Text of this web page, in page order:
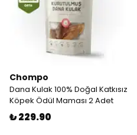
Chompo
Dana Kulak 100% Doğal Katkısız
Köpek Ödül Maması 2 Adet
₺ 229.90